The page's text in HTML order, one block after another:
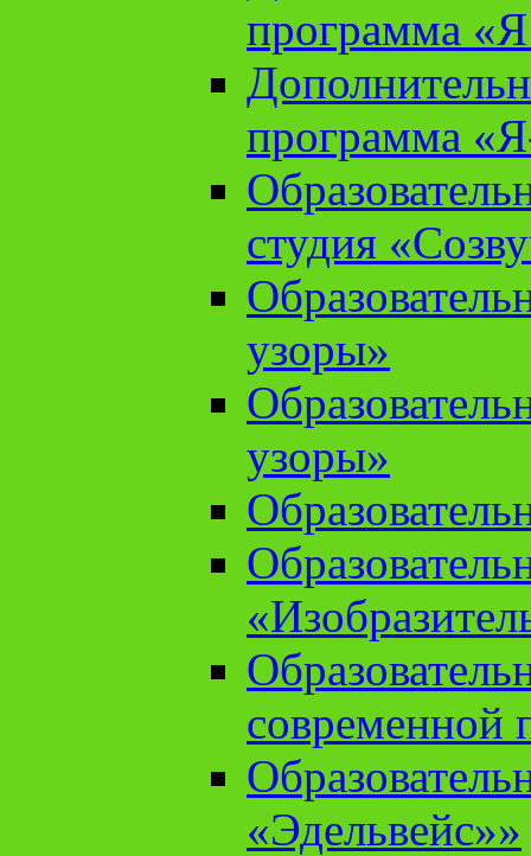
программа «Я
программа
студия
узоры»
узоры»
современной
«Эдельвейс»»